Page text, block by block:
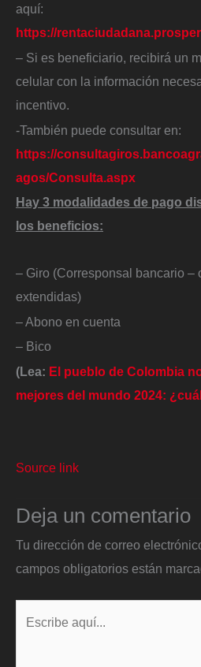
aquí:
https://
– Si es beneficiario, recibirá un
celular con la información
incentivo.
-También puede consultar en:
https://
agos/Consulta.aspx
Hay 3 modalidades de pago
los beneficios:
– Giro (Corresponsal bancario –
extendidas)
– Abono en cuenta
– Bico
(Lea: El pueblo de Colombia
mejores del mundo 2024:
Source link
Deja un comentario
Tu dirección de correo
campos obligatorios están